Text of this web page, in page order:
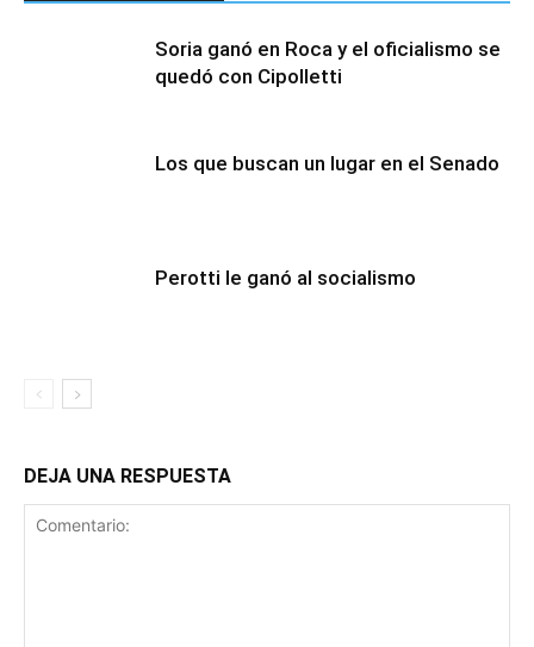
Soria ganó en Roca y el oficialismo se
quedó con Cipolletti
Los que buscan un lugar en el Senado
Perotti le ganó al socialismo
DEJA UNA RESPUESTA